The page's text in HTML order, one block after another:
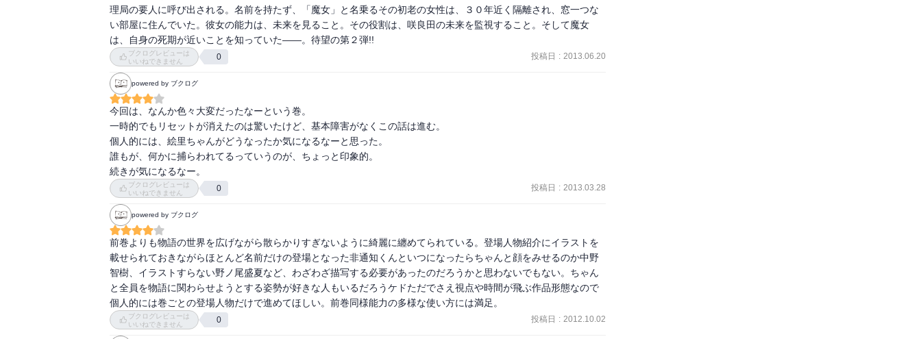
理局の要人に呼び出される。名前を持たず、「魔女」と名乗るその初老の女性は、３０年近く隔離され、窓一つな
い部屋に住んでいた。彼女の能力は、未来を見ること。その役割は、咲良田の未来を監視すること。そして魔女
は、自身の死期が近いことを知っていた――。待望の第２弾!!
ブクログレビューは
いいねできません
0 投稿日 : 2013.06.20
powered by ブクログ
今回は、なんか色々大変だったなーという巻。
一時的でもリセットが消えたのは驚いたけど、基本障害がなくこの話は進む。
個人的には、絵里ちゃんがどうなったか気になるなーと思った。
誰もが、何かに捕らわれてるっていうのが、ちょっと印象的。
続きが気になるなー。
ブクログレビューは
いいねできません
0 投稿日 : 2013.03.28
powered by ブクログ
前巻よりも物語の世界を広げながら散らかりすぎないように綺麗に纏めてられている。登場人物紹介にイラストを
載せられておきながらほとんど名前だけの登場となった非通知くんといつになったらちゃんと顔をみせるのか中野
智樹、イラストすらない野ノ尾盛夏など、わざわざ描写する必要があったのだろうかと思わないでもない。ちゃん
と全員を物語に関わらせようとする姿勢が好きな人もいるだろうケドただでさえ視点や時間が飛ぶ作品形態なので
個人的には巻ごとの登場人物だけで進めてほしい。前巻同様能力の多様な使い方には満足。
ブクログレビューは
いいねできません
0 投稿日 : 2012.10.02